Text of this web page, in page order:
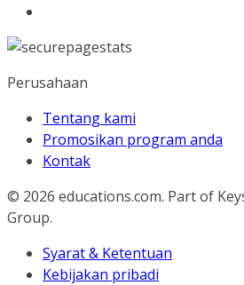
Perusahaan
Tentang kami
Promosikan program anda
Kontak
© 2026 educations.com. Part of
Group.
Syarat & Ketentuan
Kebijakan pribadi